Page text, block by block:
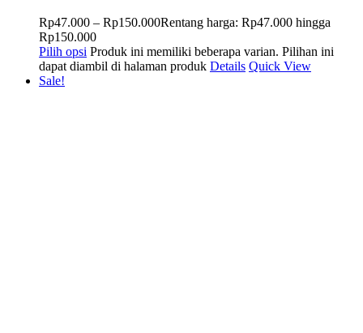
Rp47.000 – Rp150.000Rentang harga: Rp47.000 hingga
Rp150.000
Pilih opsi Produk ini memiliki beberapa varian. Pilihan ini
dapat diambil di halaman produk Details Quick View
Sale!